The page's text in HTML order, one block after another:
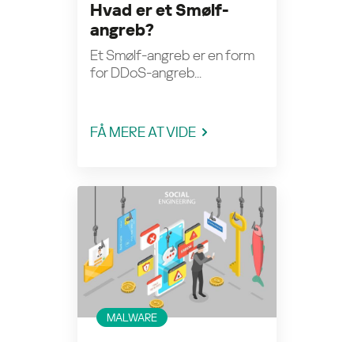
Hvad er et Smølf-
angreb?
Et Smølf-angreb er en form
for DDoS-angreb...
FÅ MERE AT VIDE
MALWARE